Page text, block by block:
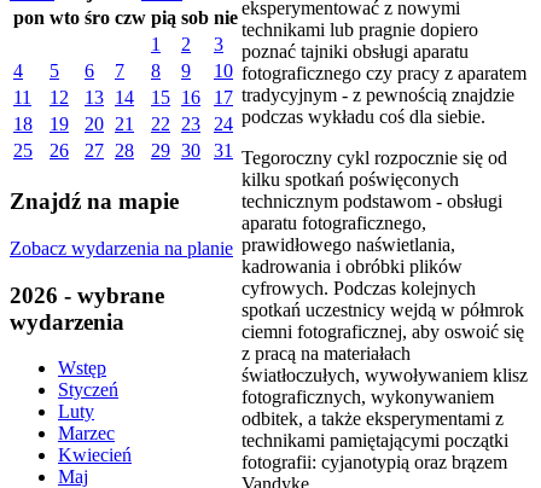
pon wto śro czw pią sob nie
1
2
3
4
5 6 7 8 9
10
11
12 13 14 15 16
17
18
19 20 21 22 23
24
25
26 27 28 29 30 31
Znajdź na mapie
Zobacz wydarzenia na planie
2026 - wybrane
wydarzenia
Wstęp
Styczeń
Luty
Marzec
Kwiecień
Maj
eksperymentować z nowymi
technikami lub pragnie dopiero
poznać tajniki obsługi aparatu
fotograficznego czy pracy z aparatem
tradycyjnym - z pewnością znajdzie
podczas wykładu coś dla siebie.
Tegoroczny cykl rozpocznie się od
kilku spotkań poświęconych
technicznym podstawom - obsługi
aparatu fotograficznego,
prawidłowego naświetlania,
kadrowania i obróbki plików
cyfrowych. Podczas kolejnych
spotkań uczestnicy wejdą w półmrok
ciemni fotograficznej, aby oswoić się
z pracą na materiałach
światłoczułych, wywoływaniem klisz
fotograficznych, wykonywaniem
odbitek, a także eksperymentami z
technikami pamiętającymi początki
fotografii: cyjanotypią oraz brązem
Vandyke.